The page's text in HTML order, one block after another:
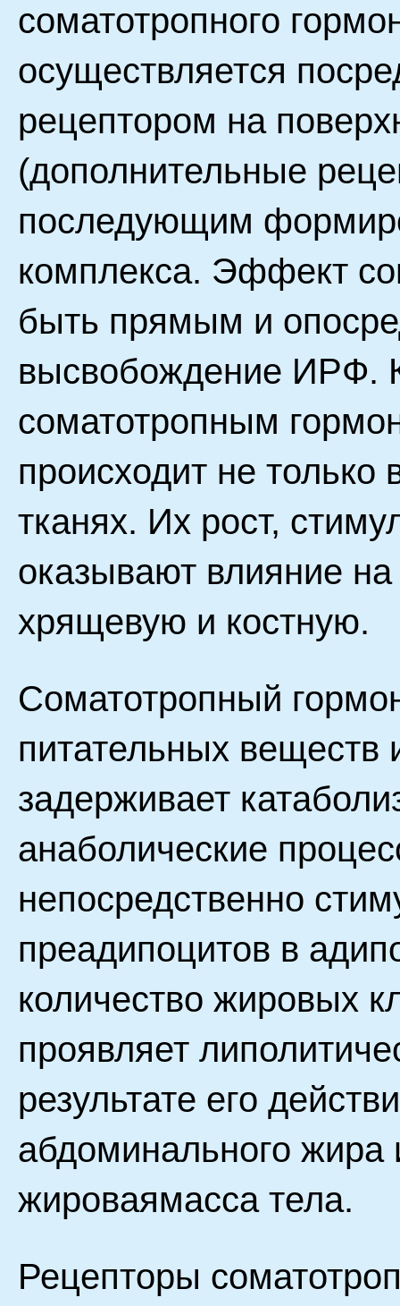
соматотропного
осуществляется
рецептором на
(дополнительные
последующим
комплекса. Эффект
быть прямым и
высвобождение ИРФ.
соматотропным
происходит не только
тканях. Их рост,
оказывают влияние
хрящевую и костную.
Соматотропный
питательных
задерживает
анаболические
непосредственно
преадипоцитов в
количество жировых
проявляет
результате его
абдоминального
жироваямасса тела.
Рецепторы